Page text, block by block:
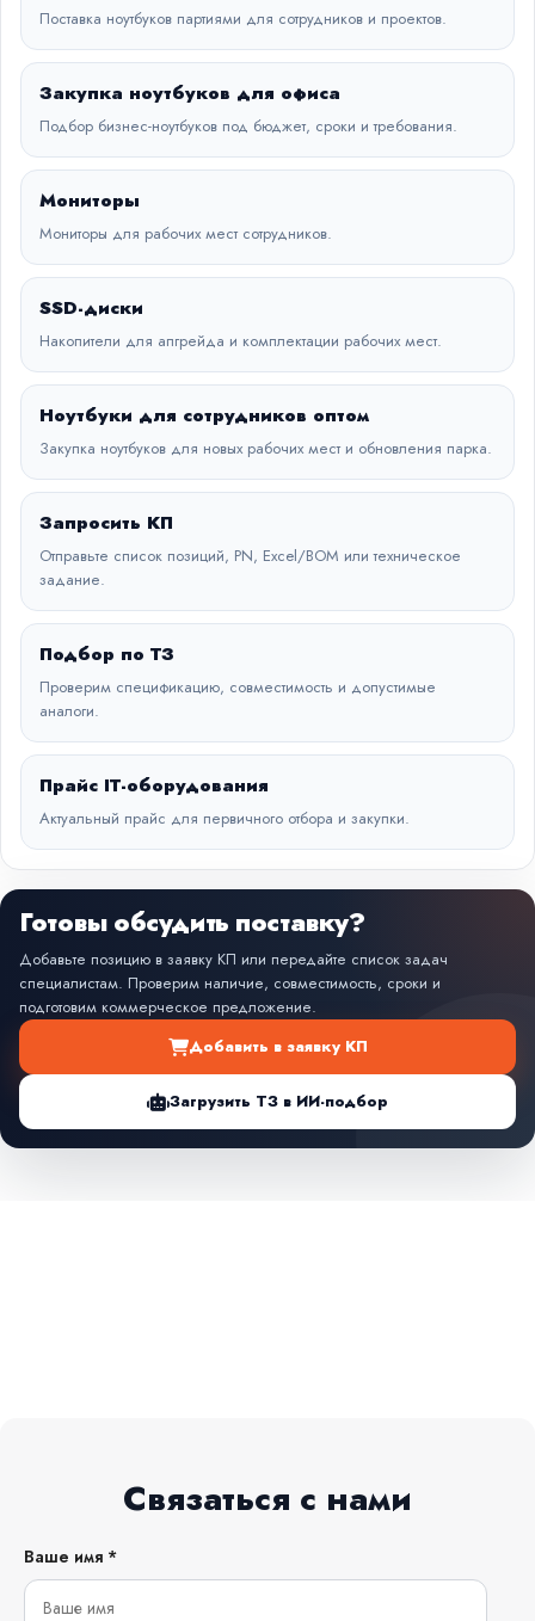
Поставка ноутбуков партиями для сотрудников и проектов.
Закупка ноутбуков для офиса
Подбор бизнес-ноутбуков под бюджет, сроки и требования.
Мониторы
Мониторы для рабочих мест сотрудников.
SSD-диски
Накопители для апгрейда и комплектации рабочих мест.
Ноутбуки для сотрудников оптом
Закупка ноутбуков для новых рабочих мест и обновления парка.
Запросить КП
Отправьте список позиций, PN, Excel/BOM или техническое
задание.
Подбор по ТЗ
Проверим спецификацию, совместимость и допустимые
аналоги.
Прайс IT-оборудования
Актуальный прайс для первичного отбора и закупки.
Готовы обсудить поставку?
Добавьте позицию в заявку КП или передайте список задач
специалистам. Проверим наличие, совместимость, сроки и
подготовим коммерческое предложение.
Добавить в заявку КП
Загрузить ТЗ в ИИ-подбор
Связаться с нами
Ваше имя *